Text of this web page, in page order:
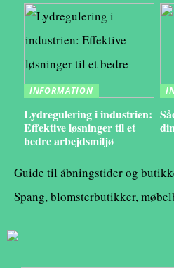
INFORMATION
Lydregulering i industrien:
Effektive løsninger til et
bedre arbejdsmiljø
Guide til åbningstider og
Spang, blomsterbutikker,